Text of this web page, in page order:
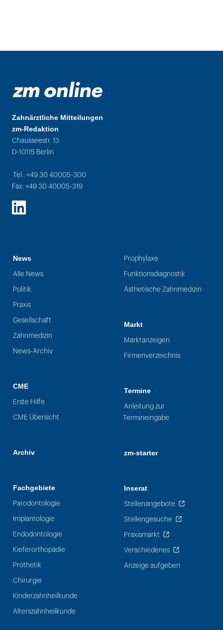
Zahnärztliche Mitteilungen
zm-Redaktion
Chausseestr. 13
D-10115 Berlin
Tel.: +49 30 40005-300
Fax: +49 30 40005-319
LinkedIn
News
Alle News
Politik
Praxis
Gesellschaft
Zahnmedizin
News-Archiv
CME
Erste Hilfe
CME Übersicht
Archiv
Fachgebiete
Parodontologie
Implantologie
Endodontologie
Kieferorthopädie
Prothetik
Chirurgie
Kinderzahnheilkunde
Alterszahnheilkunde
Prophylaxe
Funktionsdiagnostik
Ästhetische Zahnmedizin
Markt
Marktanzeigen
Firmenverzeichnis
Termine
Anleitung zur
Termineingabe
zm-starter
Inserat
Stellenangebote
Stellengesuche
Praxismarkt
Verschiedenes
Anzeige aufgeben